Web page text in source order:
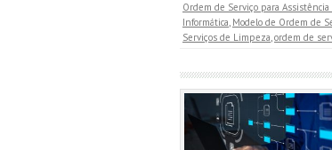
Ordem de Serviço para
Informática, Modelo de Ordem de
Serviços de Limpeza,ordem de